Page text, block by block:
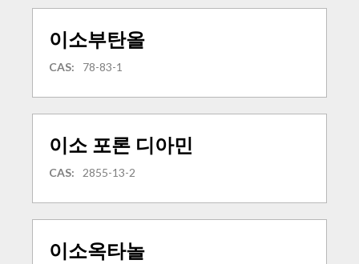
이소부탄올
CAS: 78-83-1
이소 포론 디아민
CAS: 2855-13-2
이소옥타놀